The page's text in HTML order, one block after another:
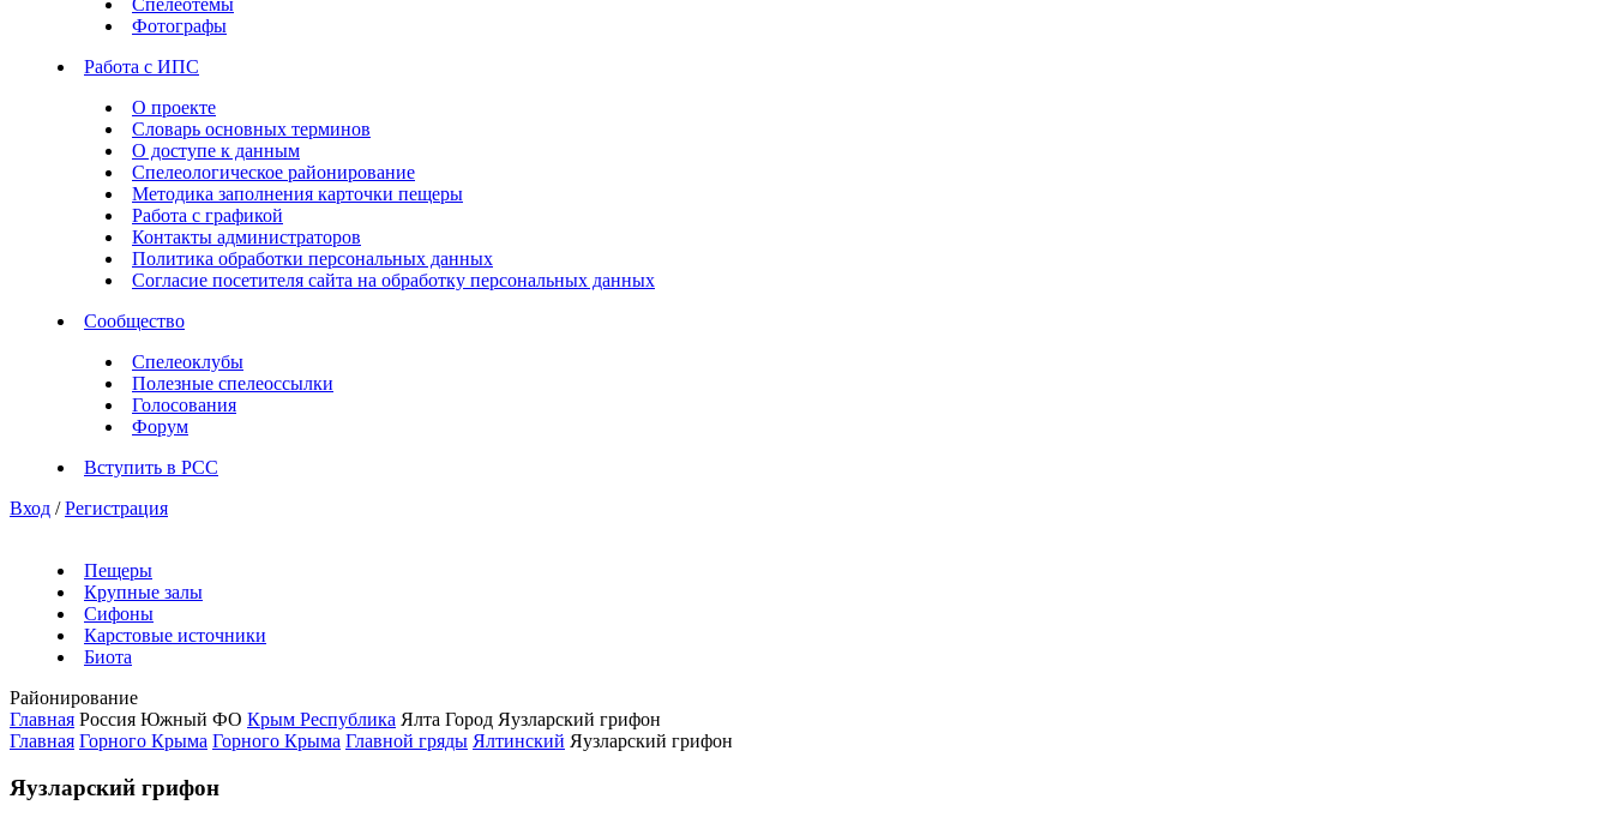
Спелеотемы
Фотографы
Работа с ИПС
О проекте
Словарь основных терминов
О доступе к данным
Спелеологическое районирование
Методика заполнения карточки пещеры
Работа с графикой
Контакты администраторов
Политика обработки персональных данных
Согласие посетителя сайта на обработку персональных данных
Сообщество
Спелеоклубы
Полезные спелеоссылки
Голосования
Форум
Вступить в РСС
Вход / Регистрация
Пещеры
Крупные залы
Сифоны
Карстовые источники
Биота
Районирование
Главная Россия Южный ФО Крым Республика Ялта Город Яузларский грифон
Главная Горного Крыма Горного Крыма Главной гряды Ялтинский Яузларский грифон
Яузларский грифон